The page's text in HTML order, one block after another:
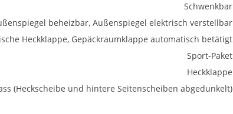
Schwenkbar
beheizbar, Außenspiegel elektrisch verstellbar
Heckklappe, Gepäckraumklappe automatisch betätigt
Sport-Paket
Heckklappe
(Heckscheibe und hintere Seitenscheiben abgedunkelt)